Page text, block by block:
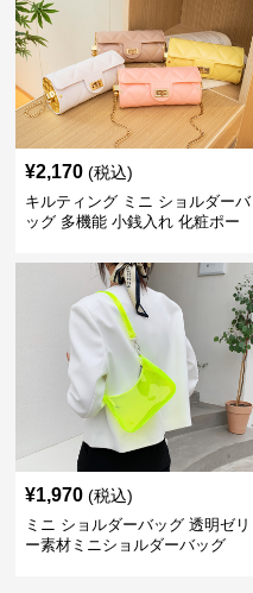
¥2,170 (税込)
キルティング ミニ ショルダーバ
ッグ 多機能 小銭入れ 化粧ポー
¥1,970 (税込)
ミニ ショルダーバッグ 透明ゼリ
ー素材ミニショルダーバッグ